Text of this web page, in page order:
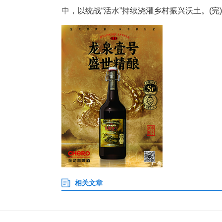
文旅等特色产业全面开花。同
才，持续壮大了统战骨干力量。